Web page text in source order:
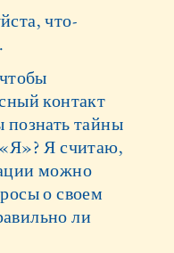
что-
контакт
тайны
«Я»? Я считаю,
можно
о своем
ли